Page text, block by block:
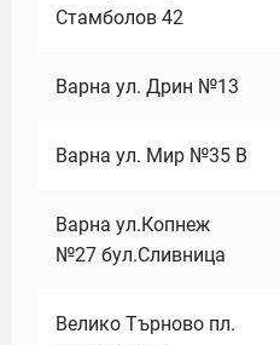
Стамболов 42
Варна ул. Дрин №13
Варна ул. Мир №35 В
Варна ул.Копнеж
№27 бул.Сливница
Велико Търново пл.